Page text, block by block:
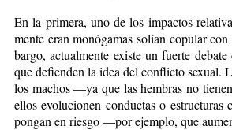
En la pri­me­ra, uno de los im­pac­tos
men­te eran mo­nó­ga­mas so­lían co­pu­lar
bar­go, ac­tual­men­te exis­te un fuer­te
que de­fien­den la idea del con­flic­to se­xual.
los ma­chos —ya que las hem­bras no
ellos evo­lu­cio­nen con­duc­tas o
pon­gan en ries­go —por ejem­plo, que